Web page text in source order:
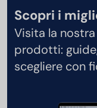
Scopri i
Visita la
prodotti:
scegliere con